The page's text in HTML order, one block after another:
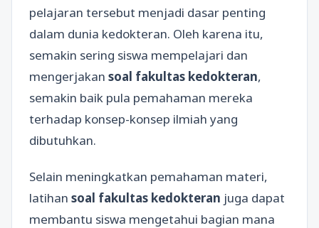
pelajaran tersebut menjadi dasar penting
dalam dunia kedokteran. Oleh karena itu,
semakin sering siswa mempelajari dan
mengerjakan soal fakultas kedokteran,
semakin baik pula pemahaman mereka
terhadap konsep-konsep ilmiah yang
dibutuhkan.
Selain meningkatkan pemahaman materi,
latihan soal fakultas kedokteran juga dapat
membantu siswa mengetahui bagian mana